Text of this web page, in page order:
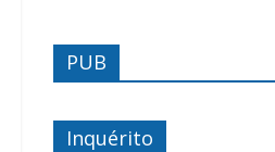
PUB
Inquérito